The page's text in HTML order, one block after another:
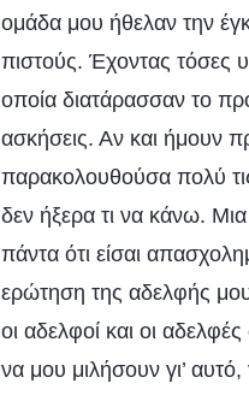
ομάδα μου ήθελαν την
πιστούς. Έχοντας τόσες
οποία διατάρασσαν το
ασκήσεις. Αν και ήμουν
παρακολουθούσα πολύ
δεν ήξερα τι να κάνω.
πάντα ότι είσαι
ερώτηση της αδελφής
οι αδελφοί και οι
να μου μιλήσουν γι’